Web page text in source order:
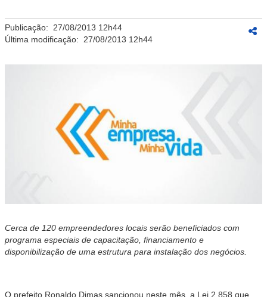
Publicação: 27/08/2013 12h44
Última modificação: 27/08/2013 12h44
Cerca de 120 empreendedores locais serão beneficiados com
programa especiais de capacitação, financiamento e
disponibilização de uma estrutura para instalação dos negócios.
O prefeito Ronaldo Dimas sancionou neste mês, a Lei 2.858 que